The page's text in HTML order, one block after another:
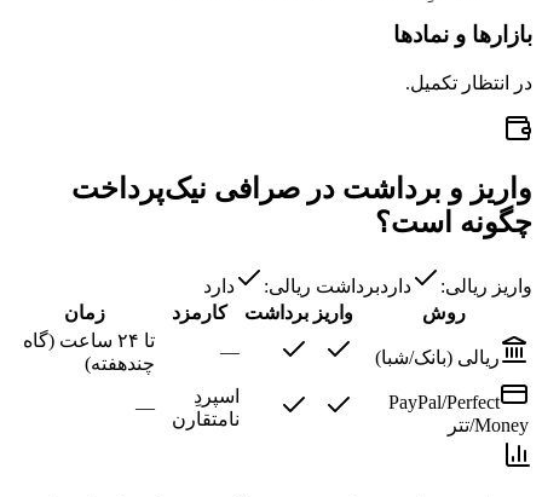
بازارها و نمادها
در انتظار تکمیل.
واریز و برداشت در صرافی نیک‌پرداخت
چگونه است؟
واریز ریالی: داردبرداشت ریالی:
دارد
روش
واریز برداشت کارمزد زمان
ریالی (بانک/شبا) —
تا ۲۴ ساعت (گاه
چندهفته)
PayPal/Perfect
Money/تتر
اسپردِ
نامتقارن
—